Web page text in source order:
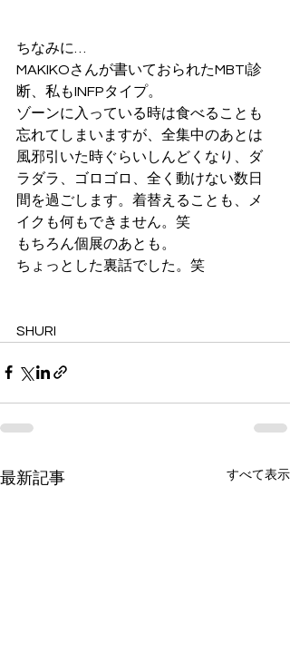
ちなみに…
MAKIKOさんが書いておられたMBTI診
断、私もINFPタイプ。
ゾーンに入っている時は食べることも
忘れてしまいますが、全集中のあとは
風邪引いた時ぐらいしんどくなり、ダ
ラダラ、ゴロゴロ、全く動けない数日
間を過ごします。着替えることも、メ
イクも何もできません。笑
もちろん個展のあとも。
ちょっとした裏話でした。笑
SHURI
最新記事 すべて表示